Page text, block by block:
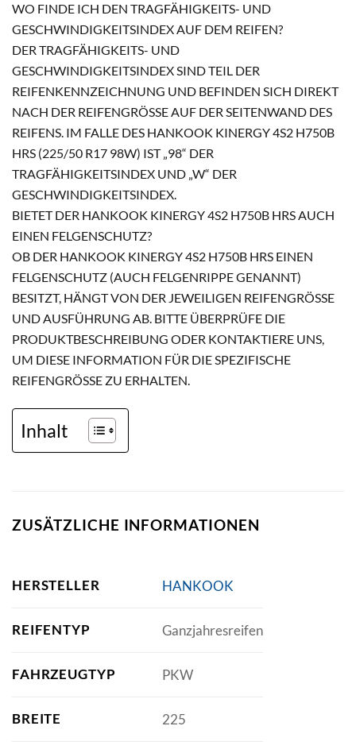
WO FINDE ICH DEN TRAGFÄHIGKEITS- UND
GESCHWINDIGKEITSINDEX AUF DEM REIFEN?
DER TRAGFÄHIGKEITS- UND
GESCHWINDIGKEITSINDEX SIND TEIL DER
REIFENKENNZEICHNUNG UND BEFINDEN SICH DIREKT
NACH DER REIFENGRÖSSE AUF DER SEITENWAND DES R
EIFENS. IM FALLE DES HANKOOK KINERGY 4S2 H750B H
RS (225/50 R17 98W) IST „98“ DER T
RAGFÄHIGKEITSINDEX UND „W“ DER G
ESCHWINDIGKEITSINDEX.
BIETET DER HANKOOK KINERGY 4S2 H750B HRS AUCH
EINEN FELGENSCHUTZ?
OB DER HANKOOK KINERGY 4S2 H750B HRS EINEN
FELGENSCHUTZ (AUCH FELGENRIPPE GENANNT)
BESITZT, HÄNGT VON DER JEWEILIGEN REIFENGRÖSSE U
ND AUSFÜHRUNG AB. BITTE ÜBERPRÜFE DIE P
RODUKTBESCHREIBUNG ODER KONTAKTIERE UNS, U
M DIESE INFORMATION FÜR DIE SPEZIFISCHE R
EIFENGRÖSSE ZU ERHALTEN.
Inhalt
ZUSÄTZLICHE INFORMATIONEN
HERSTELLER HANKOOK
REIFENTYP Ganzjahresreifen
FAHRZEUGTYP PKW
BREITE 225